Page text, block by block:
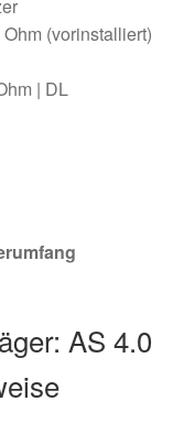
(vorinstalliert)
| DL
AS 4.0